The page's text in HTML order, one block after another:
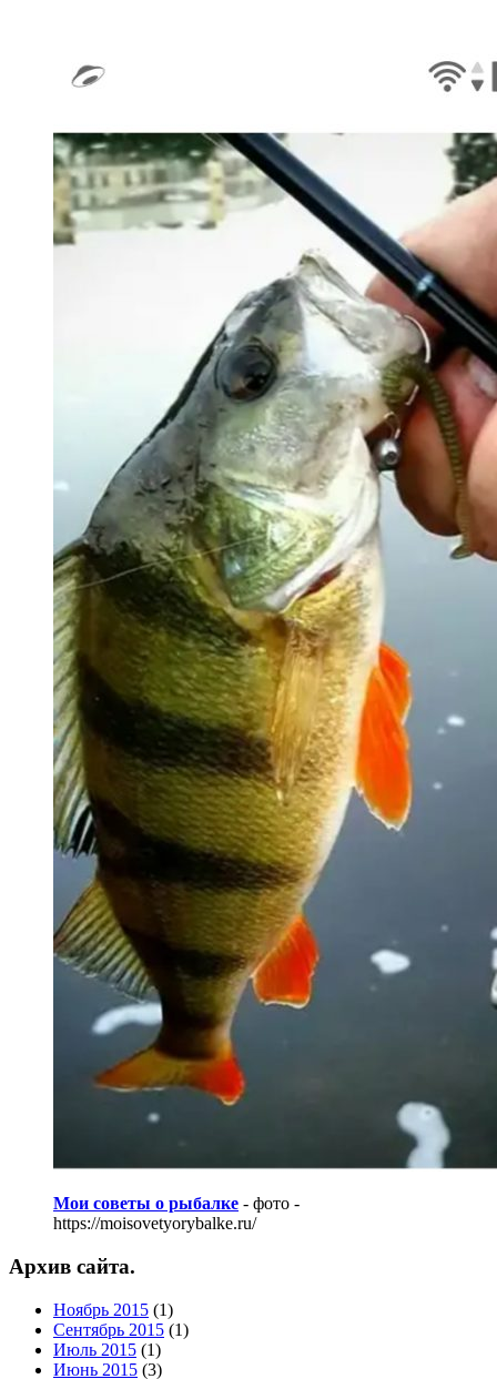
Мои советы о рыбалке - фото -
https://moisovetyorybalke.ru/
Архив сайта.
Ноябрь 2015 (1)
Сентябрь 2015 (1)
Июль 2015 (1)
Июнь 2015 (3)